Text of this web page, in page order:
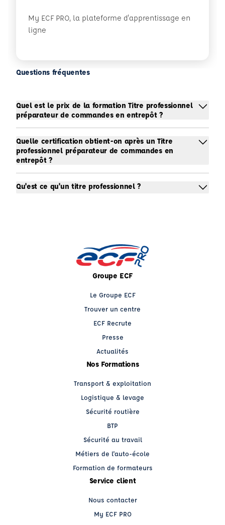
My ECF PRO, la plateforme d'apprentissage en
ligne
Questions fréquentes
Quel est le prix de la formation Titre professionnel
préparateur de commandes en entrepôt ?
Quelle certification obtient-on après un Titre
professionnel préparateur de commandes en
entrepôt ?
Qu'est ce qu'un titre professionnel ?
Groupe ECF
Le Groupe ECF
Trouver un centre
ECF Recrute
Presse
Actualités
Nos Formations
Transport & exploitation
Logistique & levage
Sécurité routière
BTP
Sécurité au travail
Métiers de l'auto-école
Formation de formateurs
Service client
Nous contacter
My ECF PRO